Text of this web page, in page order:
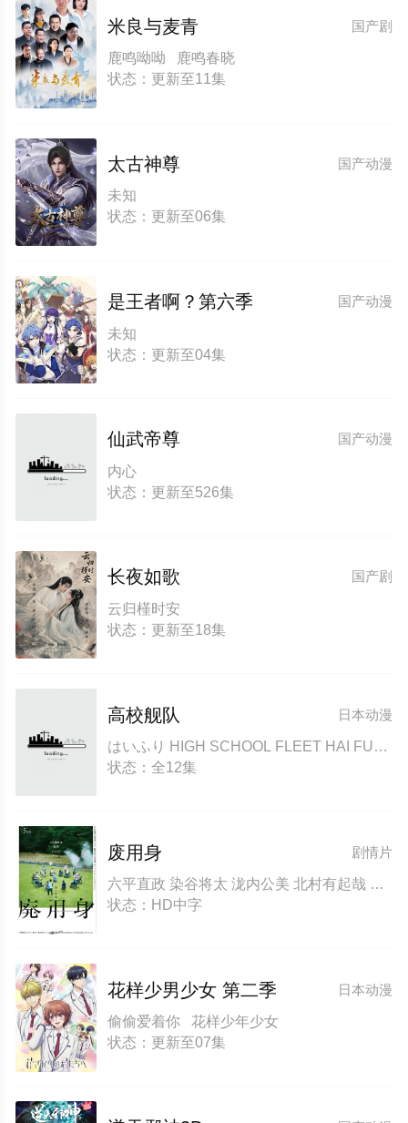
国产剧
米良与麦青
鹿鸣呦呦 鹿鸣春晓
状态：更新至11集
国产动漫
太古神尊
未知
状态：更新至06集
国产动漫
是王者啊？第六季
未知
状态：更新至04集
国产动漫
仙武帝尊
内心
状态：更新至526集
国产剧
长夜如歌
云归槿时安
状态：更新至18集
日本动漫
高校舰队
はいふり HIGH SCHOOL FLEET HAI FURI 青春波纹 高校艦隊
状态：全12集
剧情片
废用身
六平直政 染谷将太 泷内公美 北村有起哉 吉冈睦雄 中村映里子 广末哲万 中井友望
状态：HD中字
日本动漫
花样少男少女 第二季
偷偷爱着你 花样少年少女
状态：更新至07集